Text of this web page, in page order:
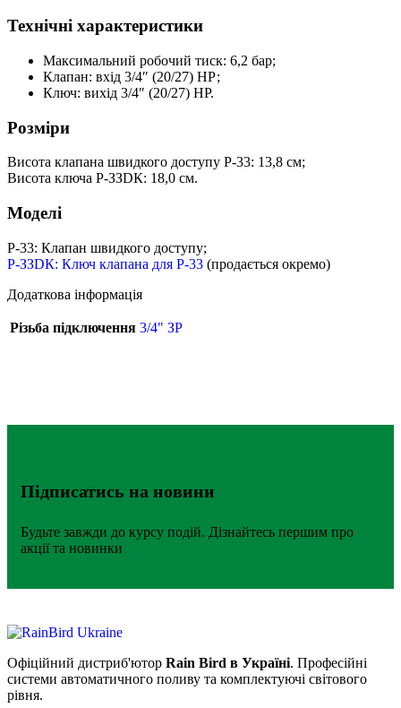
Технічні характеристики
Максимальний робочий тиск: 6,2 бар;
Клапан: вхід 3/4″ (20/27) НР;
Ключ: вихід 3/4″ (20/27) НР.
Розміри
Висота клапана швидкого доступу Р-33: 13,8 см;
Висота ключа Р-ЗЗDК: 18,0 см.
Моделі
Р-33: Клапан швидкого доступу;
Р-ЗЗDК: Ключ клапана для Р-33 (продається окремо)
Додаткова інформація
Різьба підключення 3/4" ЗР
Підписатись на новини
Будьте завжди до курсу подій. Дізнайтесь першим про
акції та новинки
Офіційний дистриб'ютор Rain Bird в Україні. Професійні
системи автоматичного поливу та комплектуючі світового
рівня.